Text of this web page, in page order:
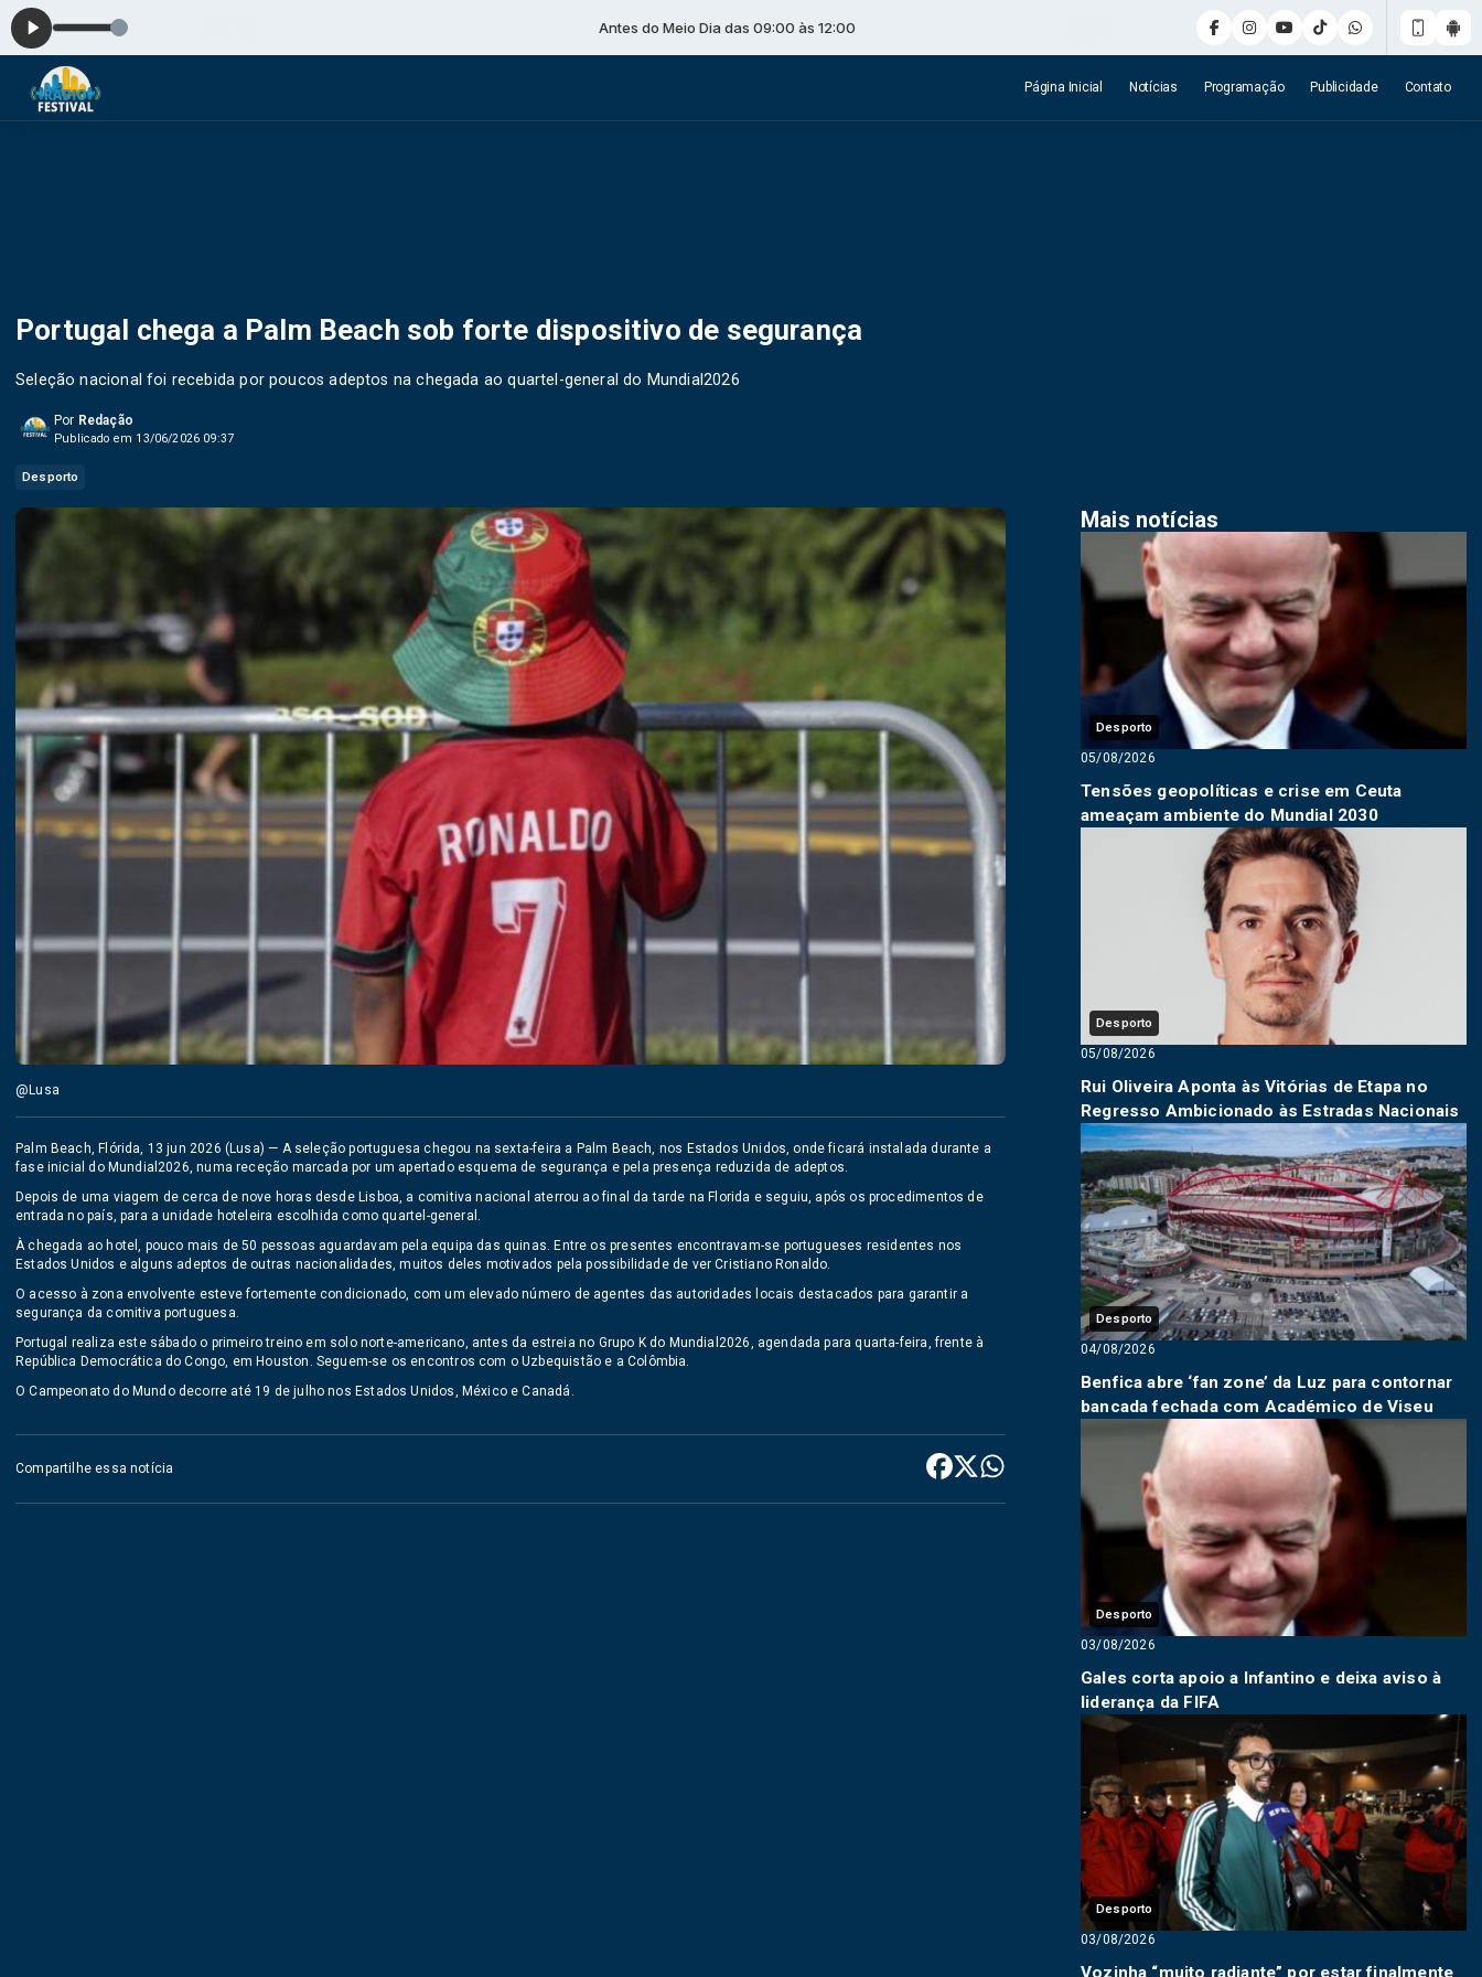
Antes do Meio Dia das 09:00 às 12:00
Página Inicial Notícias Programação Publicidade Contato
Portugal chega a Palm Beach sob forte dispositivo de segurança
Seleção nacional foi recebida por poucos adeptos na chegada ao quartel-general do Mundial2026
Por Redação
Publicado em 13/06/2026 09:37
Desporto
@Lusa
Palm Beach, Flórida, 13 jun 2026 (Lusa) — A seleção portuguesa chegou na sexta-feira a Palm Beach, nos Estados Unidos, onde ficará instalada durante a
fase inicial do Mundial2026, numa receção marcada por um apertado esquema de segurança e pela presença reduzida de adeptos.
Depois de uma viagem de cerca de nove horas desde Lisboa, a comitiva nacional aterrou ao final da tarde na Florida e seguiu, após os procedimentos de
entrada no país, para a unidade hoteleira escolhida como quartel-general.
À chegada ao hotel, pouco mais de 50 pessoas aguardavam pela equipa das quinas. Entre os presentes encontravam-se portugueses residentes nos
Estados Unidos e alguns adeptos de outras nacionalidades, muitos deles motivados pela possibilidade de ver Cristiano Ronaldo.
O acesso à zona envolvente esteve fortemente condicionado, com um elevado número de agentes das autoridades locais destacados para garantir a
segurança da comitiva portuguesa.
Portugal realiza este sábado o primeiro treino em solo norte-americano, antes da estreia no Grupo K do Mundial2026, agendada para quarta-feira, frente à
República Democrática do Congo, em Houston. Seguem-se os encontros com o Uzbequistão e a Colômbia.
O Campeonato do Mundo decorre até 19 de julho nos Estados Unidos, México e Canadá.
Compartilhe essa notícia
Mais notícias
Desporto
05/08/2026
Tensões geopolíticas e crise em Ceuta
ameaçam ambiente do Mundial 2030
Desporto
05/08/2026
Rui Oliveira Aponta às Vitórias de Etapa no
Regresso Ambicionado às Estradas Nacionais
Desporto
04/08/2026
Benfica abre ‘fan zone’ da Luz para contornar
bancada fechada com Académico de Viseu
Desporto
03/08/2026
Gales corta apoio a Infantino e deixa aviso à
liderança da FIFA
Desporto
03/08/2026
Vozinha “muito radiante” por estar finalmente